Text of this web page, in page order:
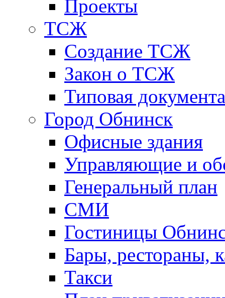
Проекты
ТСЖ
Создание ТСЖ
Закон о ТСЖ
Типовая
Город Обнинск
Офисные здания
Управляющие и
Генеральный план
СМИ
Гостиницы
Бары, рестораны,
Такси